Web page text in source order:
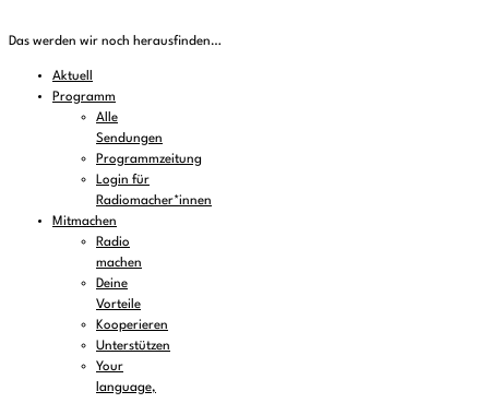
Das werden wir noch herausfinden…
Aktuell
Programm
Alle
Sendungen
Programmzeitung
Login für
Radiomacher*innen
Mitmachen
Radio
machen
Deine
Vorteile
Kooperieren
Unterstützen
Your
language,